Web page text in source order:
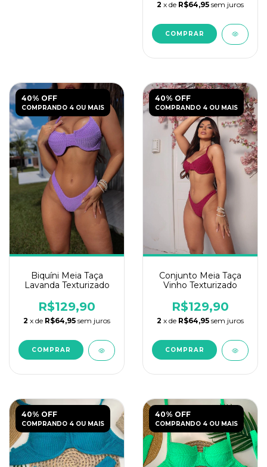
2 x de R$64,95 sem juros
COMPRAR
40% OFF
COMPRANDO 4 OU MAIS
Biquíni Meia Taça
Lavanda Texturizado
R$129,90
2 x de R$64,95 sem juros
COMPRAR
40% OFF
COMPRANDO 4 OU MAIS
Conjunto Meia Taça
Vinho Texturizado
R$129,90
2 x de R$64,95 sem juros
COMPRAR
40% OFF
COMPRANDO 4 OU MAIS
40% OFF
COMPRANDO 4 OU MAIS